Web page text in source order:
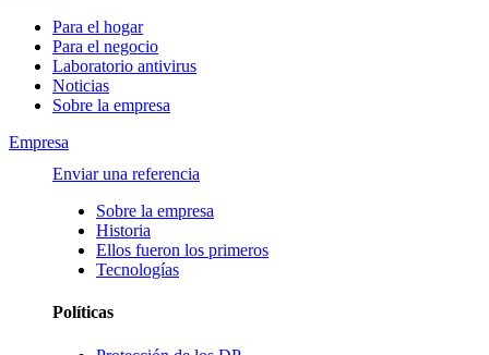
Para el hogar
Para el negocio
Laboratorio antivirus
Noticias
Sobre la empresa
Empresa
Enviar una referencia
Sobre la empresa
Historia
Ellos fueron los primeros
Tecnologías
Políticas